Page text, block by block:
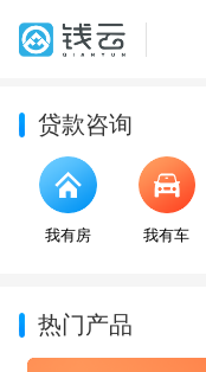
贷款咨询
我有房 我有车
热门产品